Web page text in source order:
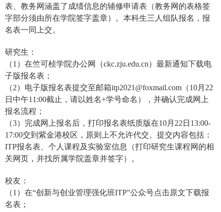
表、教务网涵盖了成绩信息的辅修申请表（教务网的表格签
字部分须由所在学院签字盖章）。本科生三人组队报名，报
名表一同上交。
研究生：
（1 ）在竺可桢学院办公网（ckc.zju.edu.cn）最新通知下载电
子版报名表；
（2）电子版报名表提交至邮箱itp2021@foxmail.com （10月 22
日中午11:00截止，请以姓名+学号命名），并确认完成网上
报名流程；
（3）完成网上报名后，打印报名表纸质版在10月 22 日 13:00-
17:00交到紫金港校区，原则上不允许代交。提交内容包括：
ITP报名表、个人课程及实验室信息（打印研究生课程网的相
关网页，并找所属学院盖章并签字）。
校友：
（1 ）在“创新与创业管理强化班ITP”公众号点击原文下载报
名表；